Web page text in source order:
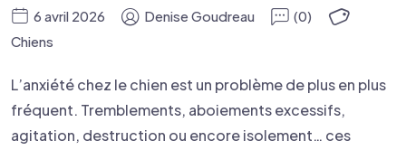
6 avril 2026 Denise Goudreau
(0)
Chiens
L’anxiété chez le chien est un problème de plus en plus
fréquent. Tremblements, aboiements excessifs,
agitation, destruction ou encore isolement… ces